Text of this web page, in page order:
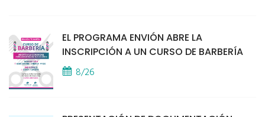
EL PROGRAMA ENVIÓN ABRE LA
INSCRIPCIÓN A UN CURSO DE BARBERÍA
8/26